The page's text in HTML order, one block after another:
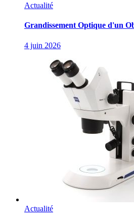
Actualité
Grandissement Optique d'un
4 juin 2026
Actualité